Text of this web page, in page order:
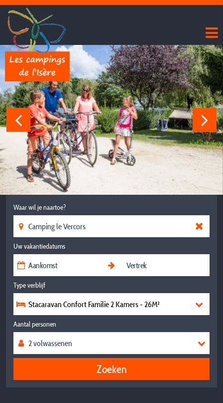
Waar wil je naartoe?
Uw vakantiedatums
Type verblijf
Stacaravan Confort Familie 2 Kamers - 26M²
Aantal personen
Zoeken